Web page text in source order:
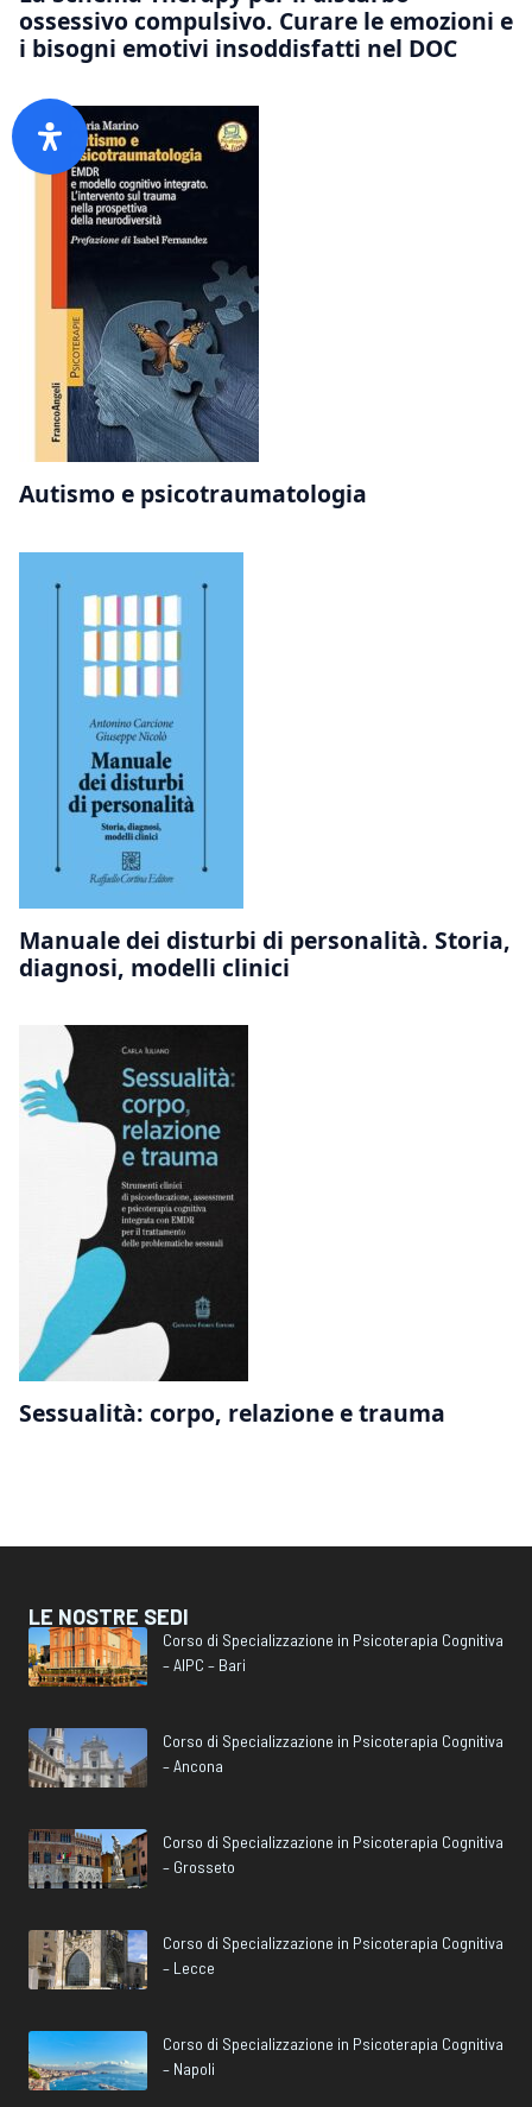
ossessivo compulsivo. Curare le emozioni e
i bisogni emotivi insoddisfatti nel DOC
Autismo e psicotraumatologia
Manuale dei disturbi di personalità. Storia,
diagnosi, modelli clinici
Sessualità: corpo, relazione e trauma
LE NOSTRE SEDI
Corso di Specializzazione in Psicoterapia Cognitiva
– AIPC – Bari
Corso di Specializzazione in Psicoterapia Cognitiva
– Ancona
Corso di Specializzazione in Psicoterapia Cognitiva
– Grosseto
Corso di Specializzazione in Psicoterapia Cognitiva
– Lecce
Corso di Specializzazione in Psicoterapia Cognitiva
– Napoli